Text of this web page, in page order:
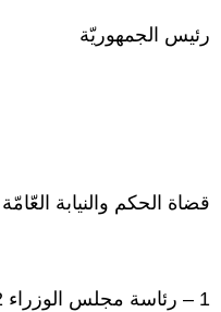
رئيس الجمهوريّة
قضاة الحكم والنيابة
1 – رئاسة مجلس الوزراء 2 – مجالس الادارة المحليّة